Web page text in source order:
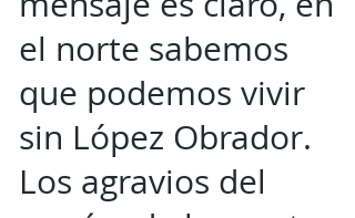
el norte sabemos
que podemos vivir
sin López Obrador.
Los agravios del